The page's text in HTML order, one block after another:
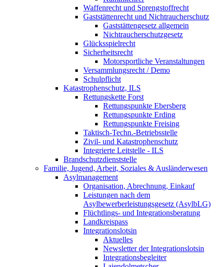
Waffenrecht und Sprengstoffrecht
Gaststättenrecht und Nichtraucherschutz
Gaststättengesetz allgemein
Nichtraucherschutzgesetz
Glücksspielrecht
Sicherheitsrecht
Motorsportliche Veranstaltungen
Versammlungsrecht / Demo
Schulpflicht
Katastrophenschutz, ILS
Rettungskette Forst
Rettungspunkte Ebersberg
Rettungspunkte Erding
Rettungspunkte Freising
Taktisch-Techn.-Betriebsstelle
Zivil- und Katastrophenschutz
Integrierte Leitstelle - ILS
Brandschutzdienststelle
Familie, Jugend, Arbeit, Soziales & Ausländerwesen
Asylmanagement
Organisation, Abrechnung, Einkauf
Leistungen nach dem
Asylbewerberleistungsgesetz (AsylbLG)
Flüchtlings- und Integrationsberatung
Landkreispass
Integrationslotsin
Aktuelles
Newsletter der Integrationslotsin
Integrationsbegleiter